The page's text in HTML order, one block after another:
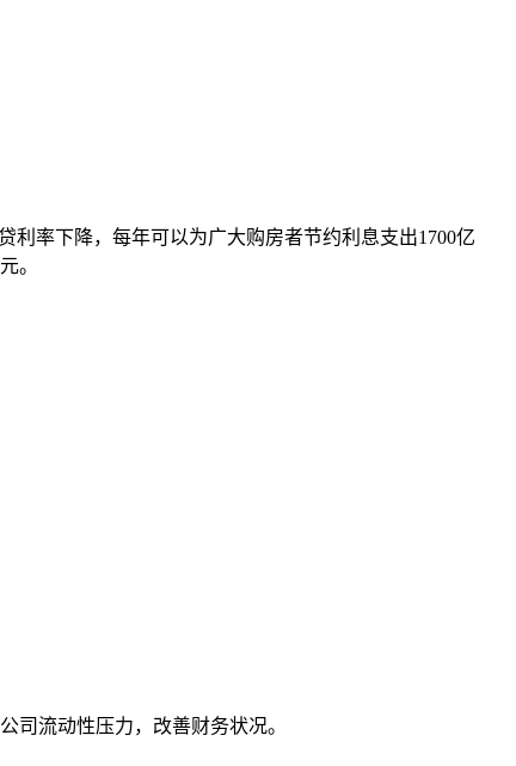
率下降，每年可以为广大购房者节约利息支出1700亿
。
司流动性压力，改善财务状况。